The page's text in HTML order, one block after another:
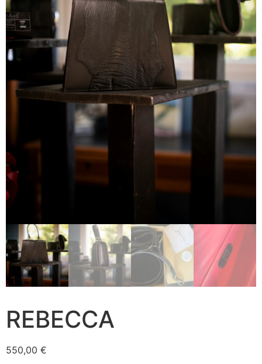
REBECCA
550,00 €